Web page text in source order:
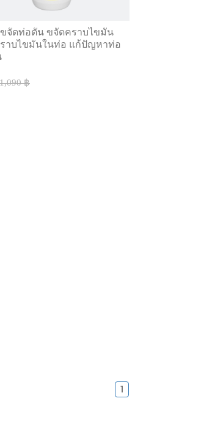
จัดท่อตัน ขจัดคราบไขมัน
าบไขมันในท่อ แก้ปัญหาท่อ
1,090 ฿
1